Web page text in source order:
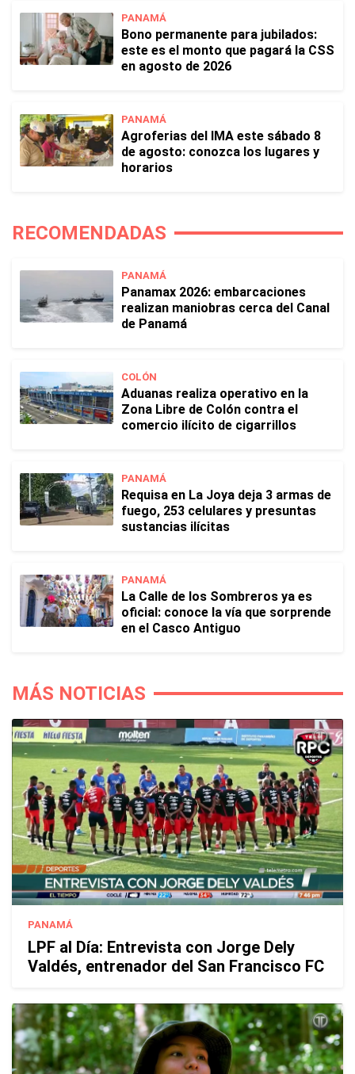
PANAMÁ
Bono permanente para jubilados:
este es el monto que pagará la CSS
en agosto de 2026
PANAMÁ
Agroferias del IMA este sábado 8
de agosto: conozca los lugares y
horarios
RECOMENDADAS
PANAMÁ
Panamax 2026: embarcaciones
realizan maniobras cerca del Canal
de Panamá
COLÓN
Aduanas realiza operativo en la
Zona Libre de Colón contra el
comercio ilícito de cigarrillos
PANAMÁ
Requisa en La Joya deja 3 armas de
fuego, 253 celulares y presuntas
sustancias ilícitas
PANAMÁ
La Calle de los Sombreros ya es
oficial: conoce la vía que sorprende
en el Casco Antiguo
MÁS NOTICIAS
PANAMÁ
LPF al Día: Entrevista con Jorge Dely
Valdés, entrenador del San Francisco FC